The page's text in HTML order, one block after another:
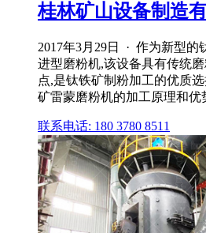
桂林矿山设备制造
2017年3月29日 · 作为新型的
进型磨粉机,该设备具有传统
点,是钛铁矿制粉加工的优质
矿雷蒙磨粉机的加工原理和优
联系电话: 180 3780 8511